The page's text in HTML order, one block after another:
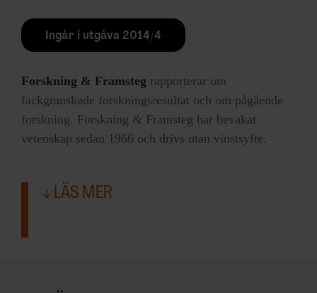
Ingår i utgåva 2014/4
Forskning & Framsteg rapporterar om
fackgranskade forskningsresultat och om pågående
forskning. Forskning & Framsteg har bevakat
vetenskap sedan 1966 och drivs utan vinstsyfte.
LÄS MER